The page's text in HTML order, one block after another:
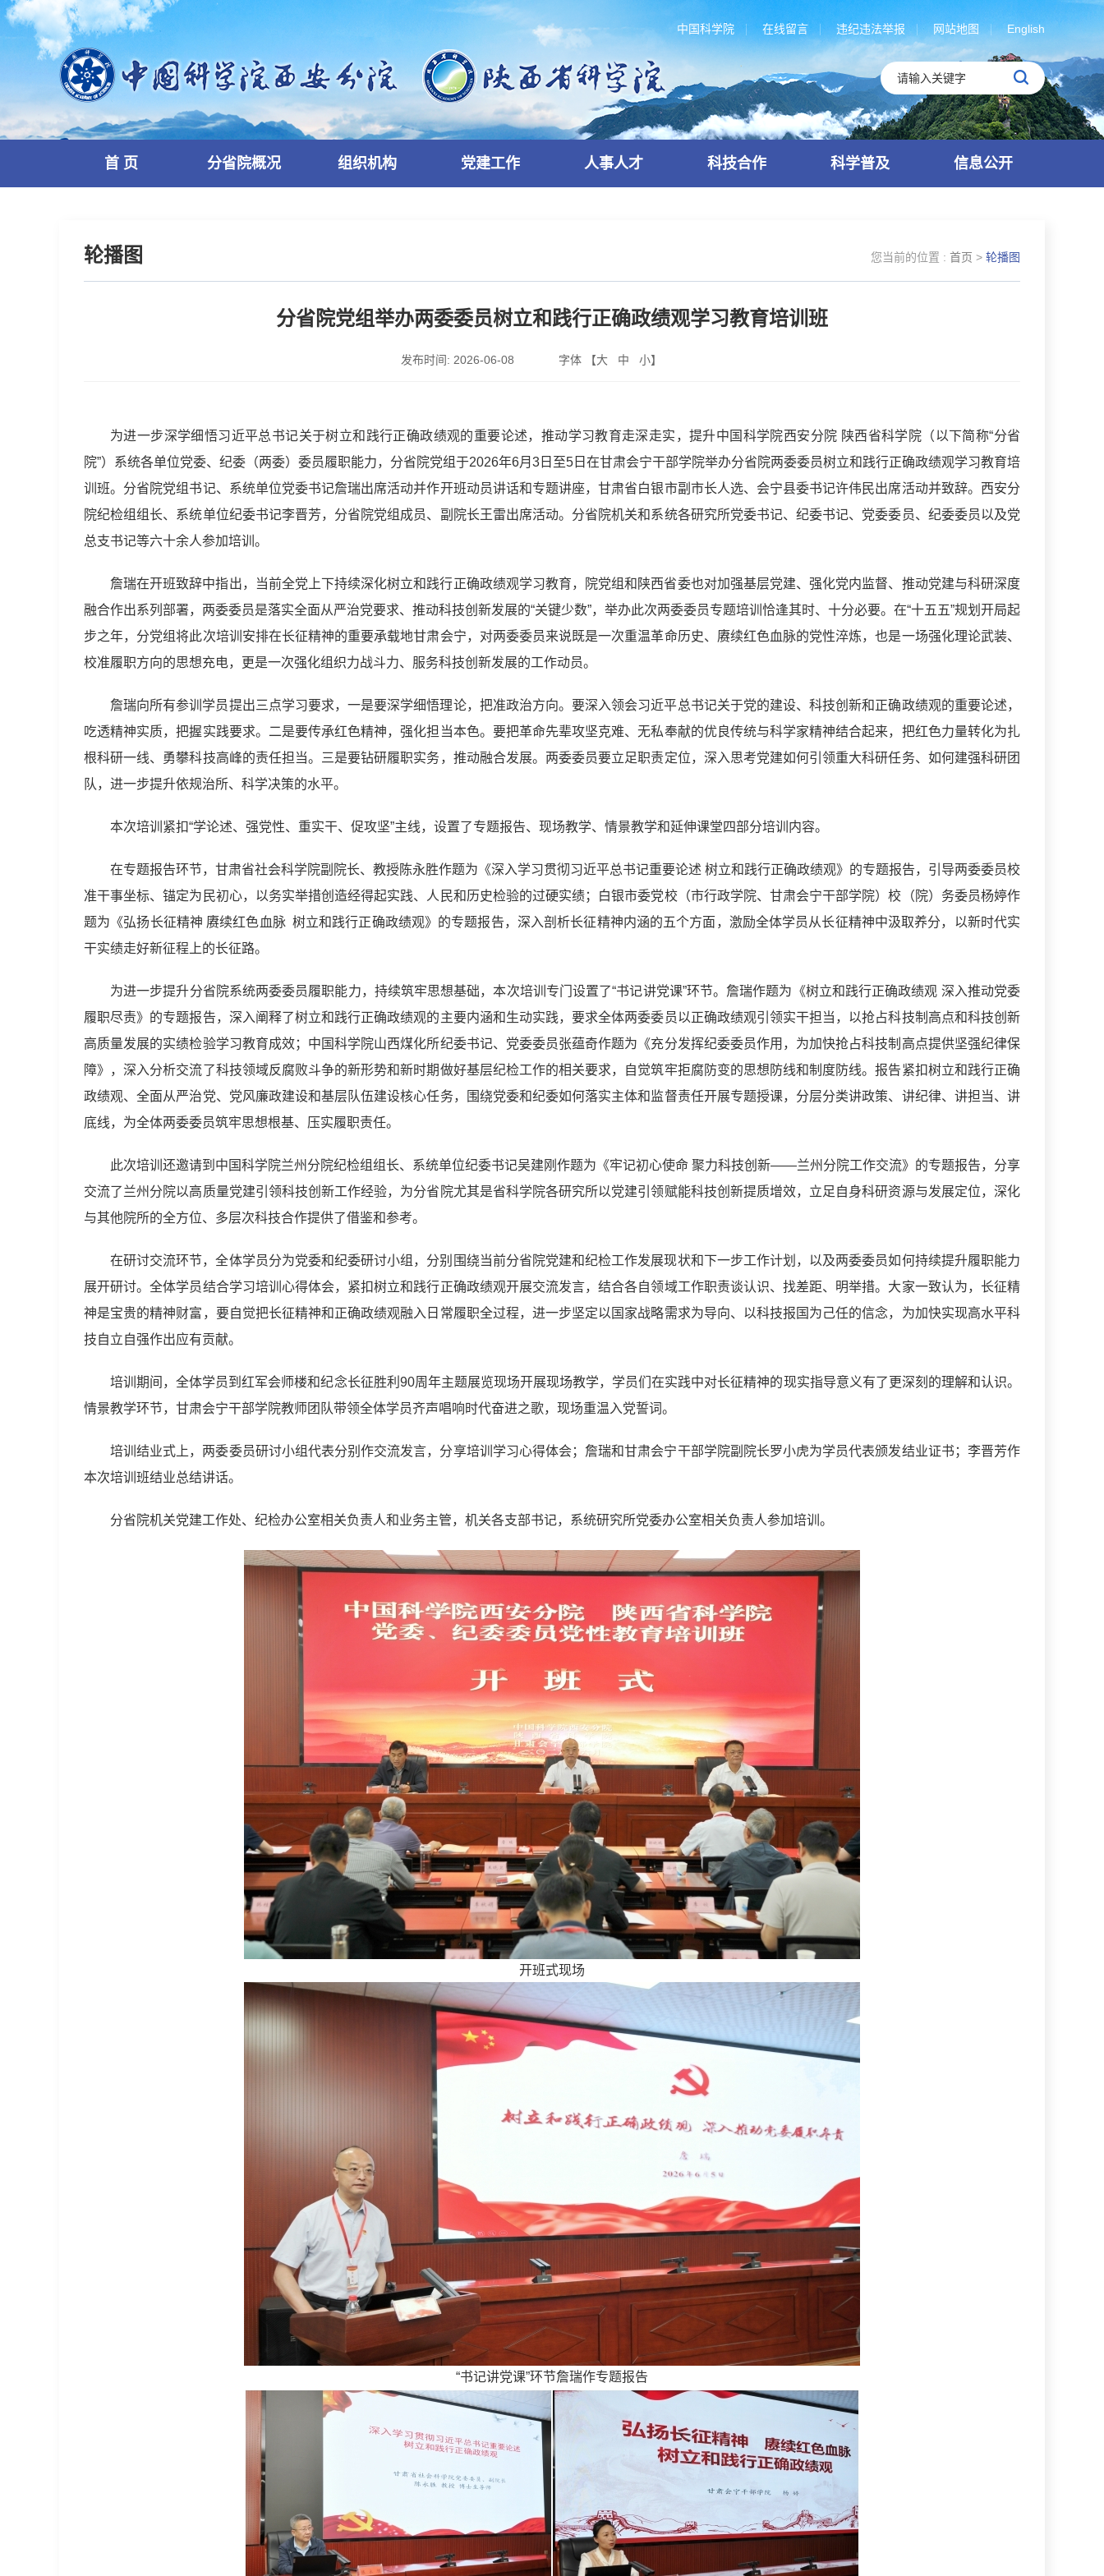
中国科学院 在线留言 违纪违法举报 网站地图 English
首 页 分省院概况 组织机构 党建工作 人事人才 科技合作 科学普及 信息公开
轮播图 您当前的位置 : 首页 > 轮播图
分省院党组举办两委委员树立和践行正确政绩观学习教育培训班
发布时间: 2026-06-08 字体 【大 中 小】
为进一步深学细悟习近平总书记关于树立和践行正确政绩观的重要论述，推动学习教育走深走实，提升中国科学院西安分院 陕西省科学院（以下简称“分省
院”）系统各单位党委、纪委（两委）委员履职能力，分省院党组于2026年6月3日至5日在甘肃会宁干部学院举办分省院两委委员树立和践行正确政绩观学习教育培
训班。分省院党组书记、系统单位党委书记詹瑞出席活动并作开班动员讲话和专题讲座，甘肃省白银市副市长人选、会宁县委书记许伟民出席活动并致辞。西安分
院纪检组组长、系统单位纪委书记李晋芳，分省院党组成员、副院长王雷出席活动。分省院机关和系统各研究所党委书记、纪委书记、党委委员、纪委委员以及党
总支书记等六十余人参加培训。
詹瑞在开班致辞中指出，当前全党上下持续深化树立和践行正确政绩观学习教育，院党组和陕西省委也对加强基层党建、强化党内监督、推动党建与科研深度
融合作出系列部署，两委委员是落实全面从严治党要求、推动科技创新发展的“关键少数”，举办此次两委委员专题培训恰逢其时、十分必要。在“十五五”规划开局起
步之年，分党组将此次培训安排在长征精神的重要承载地甘肃会宁，对两委委员来说既是一次重温革命历史、赓续红色血脉的党性淬炼，也是一场强化理论武装、
校准履职方向的思想充电，更是一次强化组织力战斗力、服务科技创新发展的工作动员。
詹瑞向所有参训学员提出三点学习要求，一是要深学细悟理论，把准政治方向。要深入领会习近平总书记关于党的建设、科技创新和正确政绩观的重要论述，
吃透精神实质，把握实践要求。二是要传承红色精神，强化担当本色。要把革命先辈攻坚克难、无私奉献的优良传统与科学家精神结合起来，把红色力量转化为扎
根科研一线、勇攀科技高峰的责任担当。三是要钻研履职实务，推动融合发展。两委委员要立足职责定位，深入思考党建如何引领重大科研任务、如何建强科研团
队，进一步提升依规治所、科学决策的水平。
本次培训紧扣“学论述、强党性、重实干、促攻坚”主线，设置了专题报告、现场教学、情景教学和延伸课堂四部分培训内容。
在专题报告环节，甘肃省社会科学院副院长、教授陈永胜作题为《深入学习贯彻习近平总书记重要论述 树立和践行正确政绩观》的专题报告，引导两委委员校
准干事坐标、锚定为民初心，以务实举措创造经得起实践、人民和历史检验的过硬实绩；白银市委党校（市行政学院、甘肃会宁干部学院）校（院）务委员杨婷作
题为《弘扬长征精神 赓续红色血脉 树立和践行正确政绩观》的专题报告，深入剖析长征精神内涵的五个方面，激励全体学员从长征精神中汲取养分，以新时代实
干实绩走好新征程上的长征路。
为进一步提升分省院系统两委委员履职能力，持续筑牢思想基础，本次培训专门设置了“书记讲党课”环节。詹瑞作题为《树立和践行正确政绩观 深入推动党委
履职尽责》的专题报告，深入阐释了树立和践行正确政绩观的主要内涵和生动实践，要求全体两委委员以正确政绩观引领实干担当，以抢占科技制高点和科技创新
高质量发展的实绩检验学习教育成效；中国科学院山西煤化所纪委书记、党委委员张蕴奇作题为《充分发挥纪委委员作用，为加快抢占科技制高点提供坚强纪律保
障》，深入分析交流了科技领域反腐败斗争的新形势和新时期做好基层纪检工作的相关要求，自觉筑牢拒腐防变的思想防线和制度防线。报告紧扣树立和践行正确
政绩观、全面从严治党、党风廉政建设和基层队伍建设核心任务，围绕党委和纪委如何落实主体和监督责任开展专题授课，分层分类讲政策、讲纪律、讲担当、讲
底线，为全体两委委员筑牢思想根基、压实履职责任。
此次培训还邀请到中国科学院兰州分院纪检组组长、系统单位纪委书记吴建刚作题为《牢记初心使命 聚力科技创新——兰州分院工作交流》的专题报告，分享
交流了兰州分院以高质量党建引领科技创新工作经验，为分省院尤其是省科学院各研究所以党建引领赋能科技创新提质增效，立足自身科研资源与发展定位，深化
与其他院所的全方位、多层次科技合作提供了借鉴和参考。
在研讨交流环节，全体学员分为党委和纪委研讨小组，分别围绕当前分省院党建和纪检工作发展现状和下一步工作计划，以及两委委员如何持续提升履职能力
展开研讨。全体学员结合学习培训心得体会，紧扣树立和践行正确政绩观开展交流发言，结合各自领域工作职责谈认识、找差距、明举措。大家一致认为，长征精
神是宝贵的精神财富，要自觉把长征精神和正确政绩观融入日常履职全过程，进一步坚定以国家战略需求为导向、以科技报国为己任的信念，为加快实现高水平科
技自立自强作出应有贡献。
培训期间，全体学员到红军会师楼和纪念长征胜利90周年主题展览现场开展现场教学，学员们在实践中对长征精神的现实指导意义有了更深刻的理解和认识。
情景教学环节，甘肃会宁干部学院教师团队带领全体学员齐声唱响时代奋进之歌，现场重温入党誓词。
培训结业式上，两委委员研讨小组代表分别作交流发言，分享培训学习心得体会；詹瑞和甘肃会宁干部学院副院长罗小虎为学员代表颁发结业证书；李晋芳作
本次培训班结业总结讲话。
分省院机关党建工作处、纪检办公室相关负责人和业务主管，机关各支部书记，系统研究所党委办公室相关负责人参加培训。
开班式现场
“书记讲党课”环节詹瑞作专题报告